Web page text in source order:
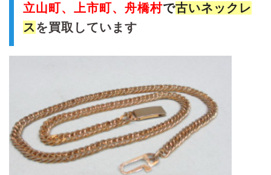
立山町、上市町、舟橋村で古いネックレ
ス を買取しています